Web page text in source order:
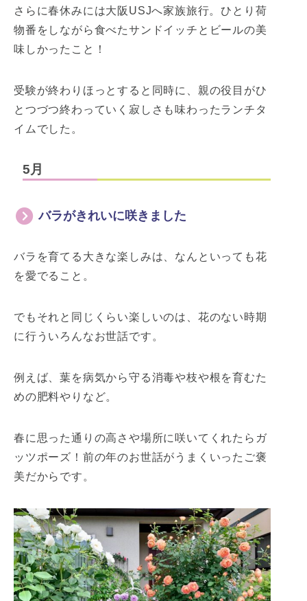
さらに春休みには大阪USJへ家族旅行。ひとり荷
物番をしながら食べたサンドイッチとビールの美
味しかったこと！
受験が終わりほっとすると同時に、親の役目がひ
とつづつ終わっていく寂しさも味わったランチタ
イムでした。
5月
バラがきれいに咲きました
バラを育てる大きな楽しみは、なんといっても花
を愛でること。
でもそれと同じくらい楽しいのは、花のない時期
に行ういろんなお世話です。
例えば、葉を病気から守る消毒や枝や根を育むた
めの肥料やりなど。
春に思った通りの高さや場所に咲いてくれたらガ
ッツポーズ！前の年のお世話がうまくいったご褒
美だからです。